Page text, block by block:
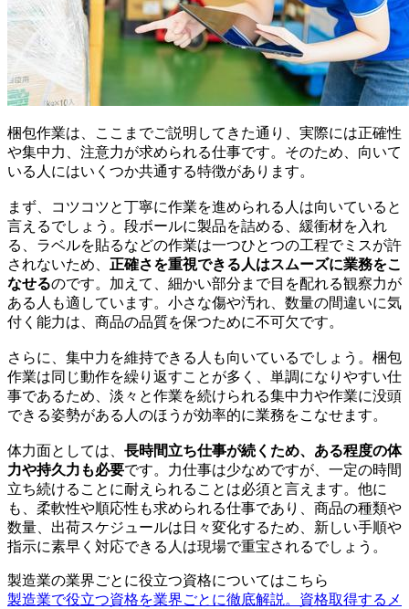
梱包作業は、ここまでご説明してきた通り、実際には正確性
や集中力、注意力が求められる仕事です。そのため、向いて
いる人にはいくつか共通する特徴があります。
まず、コツコツと丁寧に作業を進められる人は向いていると
言えるでしょう。段ボールに製品を詰める、緩衝材を入れ
る、ラベルを貼るなどの作業は一つひとつの工程でミスが許
されないため、 正確さを重視できる人はスムーズに業務をこ
なせるのです。加えて、細かい部分まで目を配れる観察力が
ある人も適しています。小さな傷や汚れ、数量の間違いに気
付く能力は、商品の品質を保つために不可欠です。
さらに、集中力を維持できる人も向いているでしょう。梱包
作業は同じ動作を繰り返すことが多く、単調になりやすい仕
事であるため、淡々と作業を続けられる集中力や作業に没頭
できる姿勢がある人のほうが効率的に業務をこなせます。
体力面としては、 長時間立ち仕事が続くため、ある程度の体
力や持久力も必要です。力仕事は少なめですが、一定の時間
立ち続けることに耐えられることは必須と言えます。他に
も、柔軟性や順応性も求められる仕事であり、商品の種類や
数量、出荷スケジュールは日々変化するため、新しい手順や
指示に素早く対応できる人は現場で重宝されるでしょう。
製造業の業界ごとに役立つ資格についてはこちら
製造業で役立つ資格を業界ごとに徹底解説。資格取得するメ